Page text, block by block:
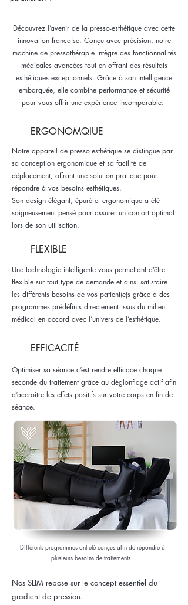
Découvrez l’avenir de la presso-esthétique avec cette
innovation française. Conçu avec précision, notre
machine de pressothérapie intègre des fonctionnalités
médicales avancées tout en offrant des résultats
esthétiques exceptionnels. Grâce à son intelligence
embarquée, elle combine performance et sécurité
pour vous offrir une expérience incomparable.
ERGONOMQIUE
Notre appareil de presso-esthétique se distingue par
sa conception ergonomique et sa facilité de
déplacement, offrant une solution pratique pour
répondre à vos besoins esthétiques.
Son design élégant, épuré et ergonomique a été
soigneusement pensé pour assurer un confort optimal
lors de son utilisation.
FLEXIBLE
Une technologie intelligente vous permettant d’être
flexible sur tout type de demande et ainsi satisfaire
les différents besoins de vos patient(e)s grâce à des
programmes prédéfinis directement issus du milieu
médical en accord avec l’univers de l’esthétique.
EFFICACITÉ
Différents programmes ont été conçus afin de répondre à
plusieurs besoins de traitements.
Optimiser sa séance c’est rendre efficace chaque
seconde du traitement grâce au déglonflage actif afin
d’accroître les effets positifs sur votre corps en fin de
séance.
Nos SLIM repose sur le concept essentiel du
gradient de pression.